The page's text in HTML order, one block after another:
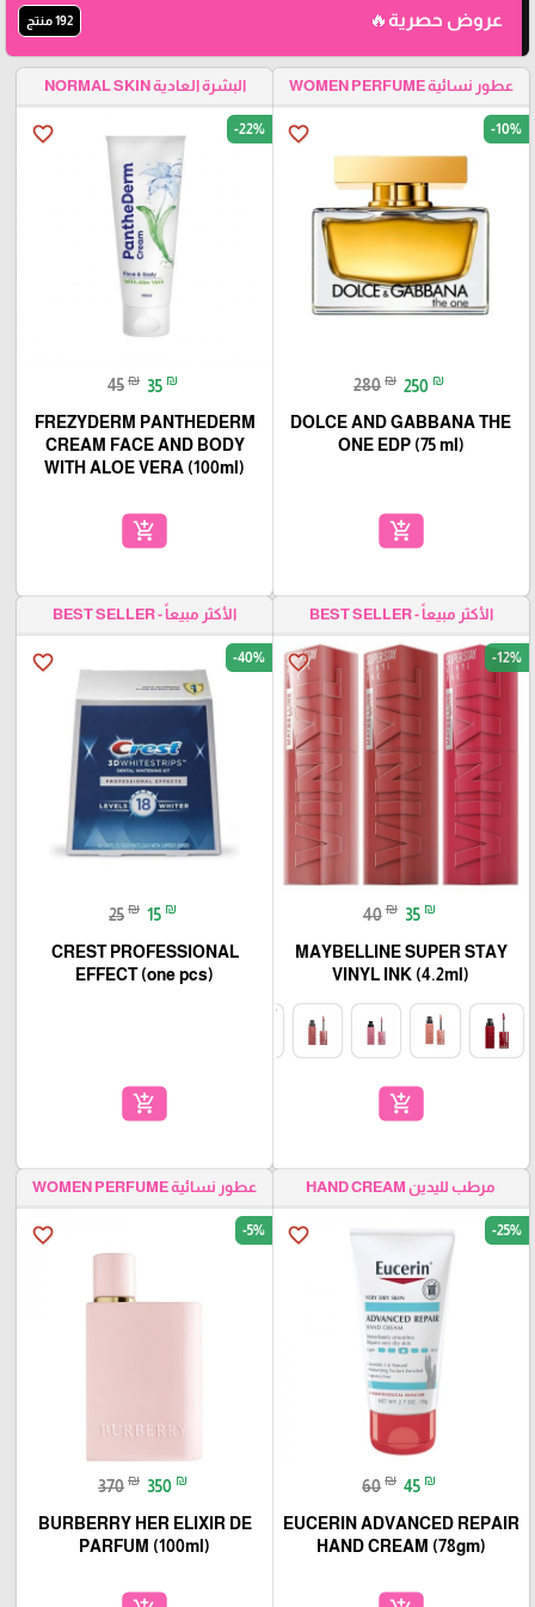
عروض حصرية🔥 192 منتج
عطور نسائية WOMEN PERFUME
favorite_border -10%
280 ₪ 250 ₪
DOLCE AND GABBANA THE
ONE EDP (75 ml)
add_shopping_cart
البشرة العادية NORMAL SKIN
favorite_border -22%
45 ₪ 35 ₪
FREZYDERM PANTHEDERM
CREAM FACE AND BODY
WITH ALOE VERA (100ml)
add_shopping_cart
الأكثر مبيعاً - BEST SELLER
favorite_border -12%
40 ₪ 35 ₪
MAYBELLINE SUPER STAY
VINYL INK (4.2ml)
add_shopping_cart
الأكثر مبيعاً - BEST SELLER
favorite_border -40%
25 ₪ 15 ₪
CREST PROFESSIONAL
EFFECT (one pcs)
add_shopping_cart
مرطب لليدين HAND CREAM
favorite_border -25%
60 ₪ 45 ₪
EUCERIN ADVANCED REPAIR
HAND CREAM (78gm)
عطور نسائية WOMEN PERFUME
favorite_border -5%
370 ₪ 350 ₪
BURBERRY HER ELIXIR DE
PARFUM (100ml)